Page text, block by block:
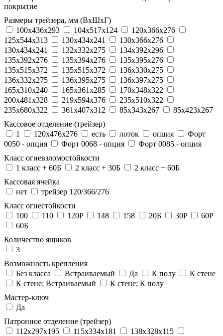
покрытие
Размеры трейзера, мм (ВхШхГ)
100x436x293
104х517х124
120x366x276
125x544x313
130x434x241
130х366х276
130х434х241
132x332x275
134x392x296
135x392x276
135x394x276
135x395x276
135x515x372
135х515х372
136x330x275
136x332x275
136x395x275
136x397x275
165x310x240
165x361x285
170x348x322
200x481x328
219x594x376
235x510x322
235x680x322
361x407x312 85x343x267
85x423x267
Кассовое отделение (трейзер)
1
120х476х276 есть лоток опция
Форт
0050 - опция
Форт 0068 - опция
Форт 0085 - опция
Класс огневзломостойкости
1 класс + 60Б
2 класс + 30Б
2 класс + 60Б
Кассовая ячейка
нет
трейзер 120/366/276
Класс огнестойкости
100
110 120P 148 158 20Б 30P
60P
60Б
Количество ящиков
3
Возможность крепления
Без класса
Встраиваемый Да К полу
К стене
К стене; Встраиваемый
К стене; К полу
Мастер-ключ
Да
Патронное отделение (трейзер)
112x297x195
115x334x181
138x328x115